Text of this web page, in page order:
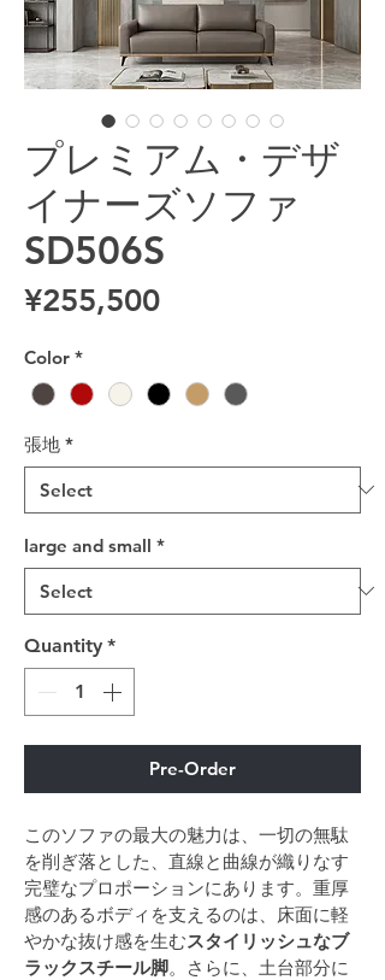
プレミアム・デザ
イナーズソファ
SD506S
¥255,500Price
Color *
張地 *
large and small *
Quantity *
Pre-Order
このソファの最大の魅力は、一切の無駄
を削ぎ落とした、直線と曲線が織りなす
完璧なプロポーションにあります。重厚
感のあるボディを支えるのは、床面に軽
やかな抜け感を生むスタイリッシュなブ
ラックスチール脚。さらに、土台部分に